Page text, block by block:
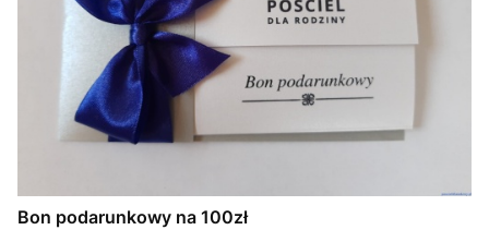
Bon podarunkowy na 100zł